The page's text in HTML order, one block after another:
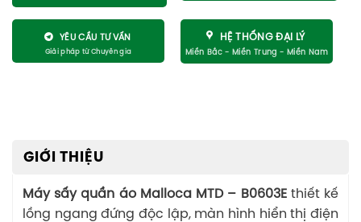
YÊU CẦU TƯ VẤN HỆ THỐNG ĐẠI LÝ
GIỚI THIỆU
Máy sấy quần áo Malloca MTD – B0603Ethiết kế
lồng ngang đứng độc lập, màn hình hiển thị điện